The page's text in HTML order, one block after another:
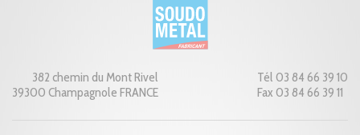
382 chemin du Mont Rivel
39300 Champagnole FRANCE
Tél 03 84 66 39 10
Fax 03 84 66 39 11